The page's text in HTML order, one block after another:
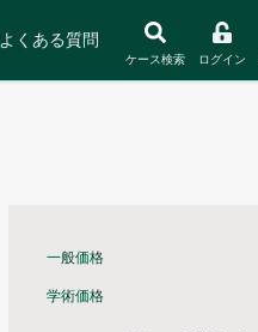
よくある質問
ケース検索 ログイン
一般価格
学術価格